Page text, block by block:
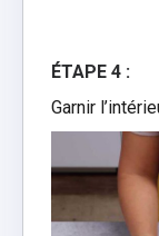
ÉTAPE 4 :
Garnir